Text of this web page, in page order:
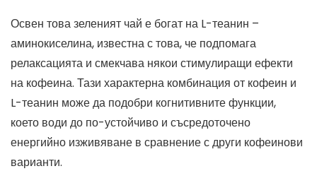
Освен това зеленият чай е богат на L-теанин –
аминокиселина, известна с това, че подпомага
релаксацията и смекчава някои стимулиращи ефекти
на кофеина. Тази характерна комбинация от кофеин и
L-теанин може да подобри когнитивните функции,
което води до по-устойчиво и съсредоточено
енергийно изживяване в сравнение с други кофеинови
варианти.